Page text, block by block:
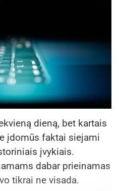
dieną, bet kartais
įdomūs faktai siejami
įvykiais.
dabar prieinamas
tikrai ne visada.